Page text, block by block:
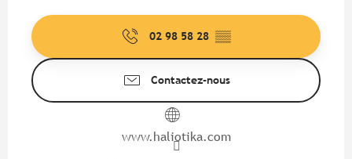
02 98 58 28 ▒▒
Contactez-nous
www.haliotika.com